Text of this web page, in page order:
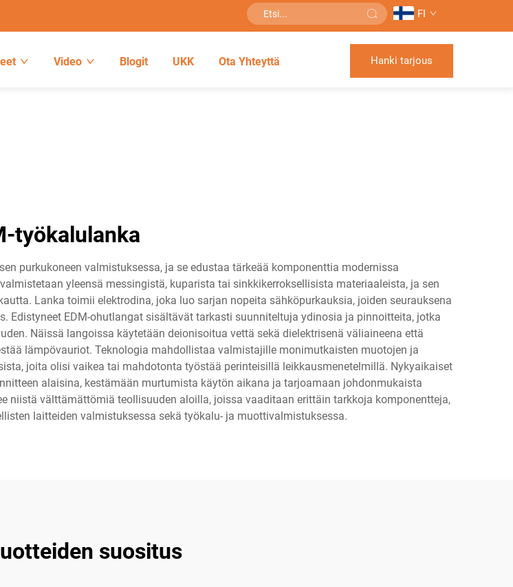
FI
Video Blogit UKK Ota Yhteyttä Hanki tarjous
työkalulanka
purkukoneen valmistuksessa, ja se edustaa tärkeää komponenttia modernissa
yleensä messingistä, kuparista tai sinkkikerroksellisista materiaaleista, ja sen
Lanka toimii elektrodina, joka luo sarjan nopeita sähköpurkauksia, joiden seurauksena
Edistyneet EDM-ohutlangat sisältävät tarkasti suunniteltuja ydinosia ja pinnoitteita, jotka
Näissä langoissa käytetään deionisoitua vettä sekä dielektrisenä väliaineena että
lämpövauriot. Teknologia mahdollistaa valmistajille monimutkaisten muotojen ja
joita olisi vaikea tai mahdotonta työstää perinteisillä leikkausmenetelmillä. Nykyaikaiset
alaisina, kestämään murtumista käytön aikana ja tarjoamaan johdonmukaista
niistä välttämättömiä teollisuuden aloilla, joissa vaaditaan erittäin tarkkoja komponentteja,
laitteiden valmistuksessa sekä työkalu- ja muottivalmistuksessa.
suositus